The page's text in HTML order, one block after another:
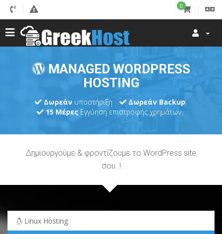
0
MANAGED WORDPRESS
HOSTING
Δωρεάν υποστήριξη
Δωρεάν Backup
15 Μέρες Εγγύηση επιστροφής χρημάτων.
Δημιουργούμε & φροντίζουμε το WordPress site
σου. !
Linux Hosting